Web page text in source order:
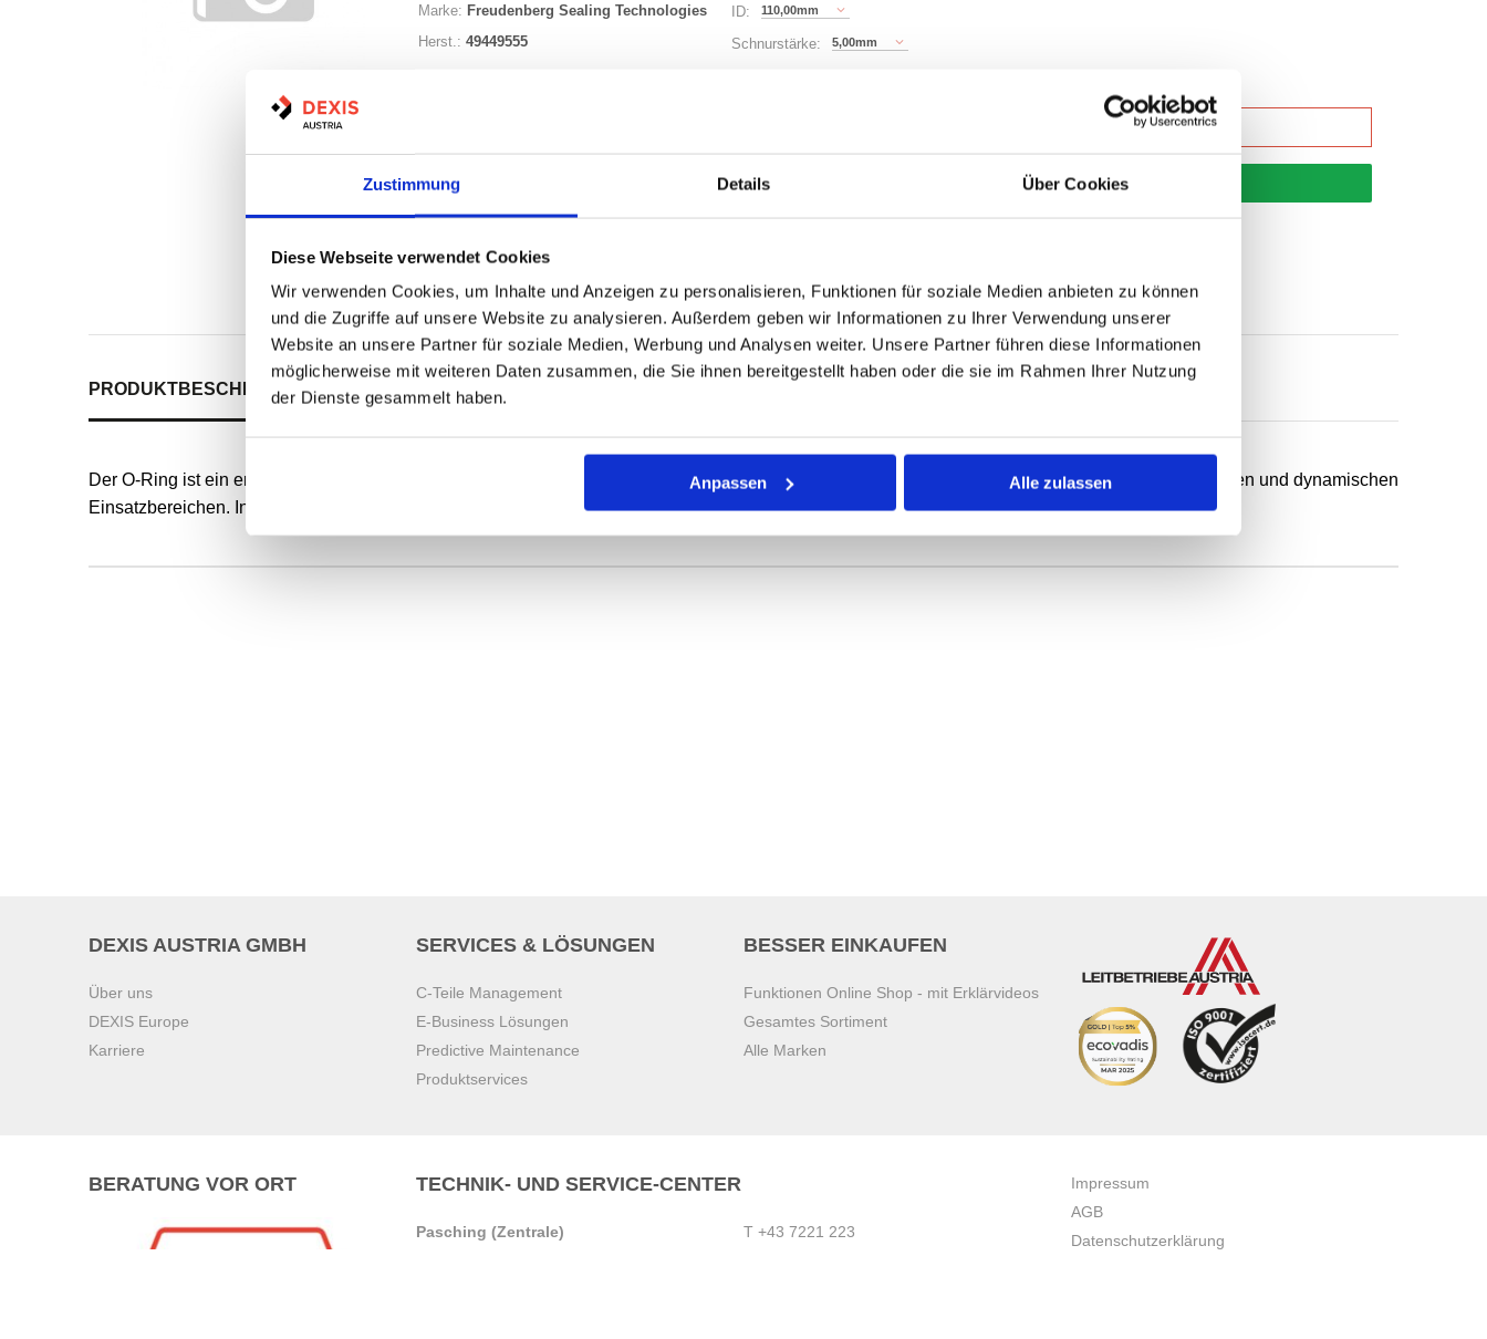
Zustimmung Details Über Cookies
Diese Webseite verwendet Cookies
Wir verwenden Cookies, um Inhalte und Anzeigen zu personalisieren, Funktionen für soziale Medien anbieten zu können
und die Zugriffe auf unsere Website zu analysieren. Außerdem geben wir Informationen zu Ihrer Verwendung unserer
Website an unsere Partner für soziale Medien, Werbung und Analysen weiter. Unsere Partner führen diese Informationen
möglicherweise mit weiteren Daten zusammen, die Sie ihnen bereitgestellt haben oder die sie im Rahmen Ihrer Nutzung
der Dienste gesammelt haben.
Anpassen Alle zulassen
Marke: Freudenberg Sealing Technologies
Herst.: 49449555
ID: 110,00mm
Schnurstärke: 5,00mm
Lager anzeigen
Print
PRODUKTBESCHREIBUNG ALLE SPEZIFIKATIONEN
Der O-Ring ist ein endlos formvulkanisierter, runder Dichtring mit kreisförmigem Querschnitt für die unterschiedlichsten Anwendungsfälle in statischen und dynamischen
Einsatzbereichen. Innendurchmesser und Schnurstärke definieren die Abmessungen.
DEXIS AUSTRIA GMBH
Über uns
DEXIS Europe
Karriere
SERVICES & LÖSUNGEN
C-Teile Management
E-Business Lösungen
Predictive Maintenance
Produktservices
BESSER EINKAUFEN
Funktionen Online Shop - mit Erklärvideos
Gesamtes Sortiment
Alle Marken
BERATUNG VOR ORT TECHNIK- UND SERVICE-CENTER
Pasching (Zentrale)
T +43 7221 223
Impressum
AGB
Datenschutzerklärung